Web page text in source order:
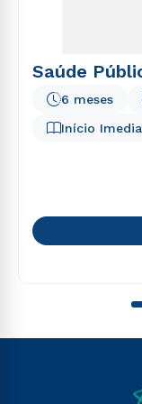
Saúde
Início
6 meses